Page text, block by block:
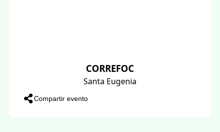
CORREFOC
Santa Eugenia
Compartir evento